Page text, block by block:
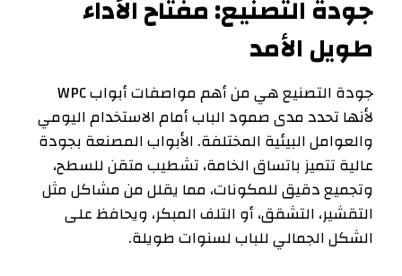
جودة التصنيع: مفتاح الأداء
طويل الأمد
جودة التصنيع هي من أهم مواصفات أبواب WPC
لأنها تحدد مدى صمود الباب أمام الاستخدام اليومي
والعوامل البيئية المختلفة. الأبواب المصنعة بجودة
عالية تتميز باتساق الخامة، تشطيب متقن للسطح،
وتجميع دقيق للمكونات، مما يقلل من مشاكل مثل
التقشير، التشقق، أو التلف المبكر، ويحافظ على
الشكل الجمالي للباب لسنوات طويلة.